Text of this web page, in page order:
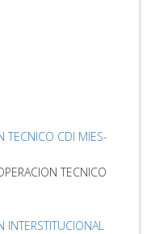
TECNICO CDI MIES-
TECNICO
INTERSTITUCIONAL